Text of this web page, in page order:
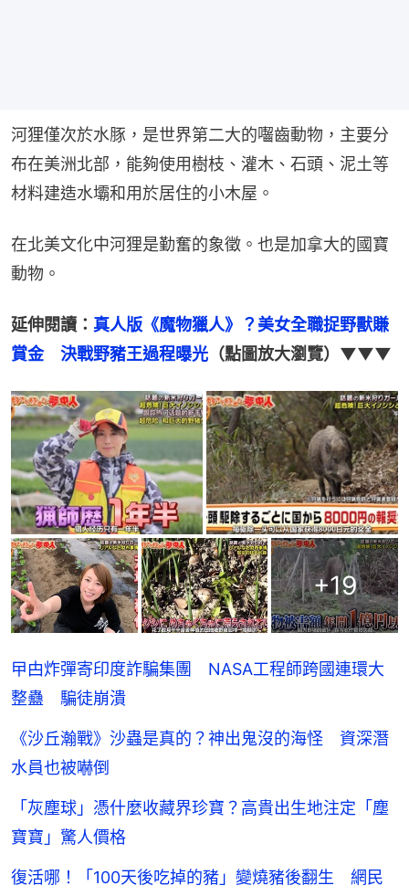
河狸僅次於水豚，是世界第二大的囓齒動物，主要分
布在美洲北部，能夠使用樹枝、灌木、石頭、泥土等
材料建造水壩和用於居住的小木屋。
在北美文化中河狸是勤奮的象徵。也是加拿大的國寶
動物。
延伸閱讀： 真人版《魔物獵人》？美女全職捉野獸賺
賞金　決戰野豬王過程曝光 （點圖放大瀏覽）▼▼▼
+19
曱甴炸彈寄印度詐騙集團 NASA工程師跨國連環大
整蠱 騙徒崩潰
《沙丘瀚戰》沙蟲是真的？神出鬼沒的海怪 資深潛
水員也被嚇倒
「灰塵球」憑什麼收藏界珍寶？高貴出生地注定「塵
寶寶」驚人價格
復活哪！「100天後吃掉的豬」變燒豬後翻生 網民